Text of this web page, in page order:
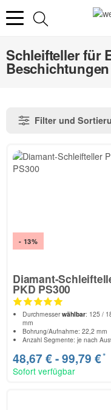
Schleifteller für
Beschichtungen
Filter und
- 13%
Diamant-
PKD PS300
Durchmesserwählbar: 125 /
mm
Bohrung/Aufnahme: 22,2 mm
Anzahl Segmente: je nach
48,67 € -99,79 €*
Sofort verfügbar